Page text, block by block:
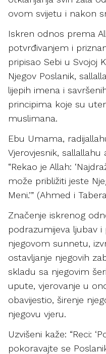
ovom svijetu i nakon
Iskren odnos prema
potvrđivanjem i
pripisao Sebi u Svojoj
Njegov Poslanik,
lijepih imena i
principima koje su
muslimana.
Ebu Umama,
Vjerovjesnik, sallallahu
“Rekao je Allah:
može približiti jeste
Meni.’” (Ahmed i
Značenje iskrenog
podrazumijeva ljubav
njegovom sunnetu,
ostavljanje njegovih
skladu sa njegovim
upute, vjerovanje u
obavijestio, širenje
njegovu vjeru.
Uzvišeni kaže: “Reci:
pokoravajte se